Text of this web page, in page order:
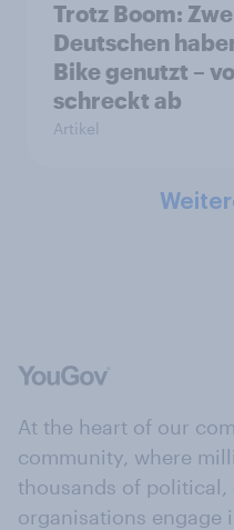
Trotz Boom:
Deutschen
Bike genutzt –
schreckt ab
Artikel
At the heart of our
community, where
thousands of
organisations engage